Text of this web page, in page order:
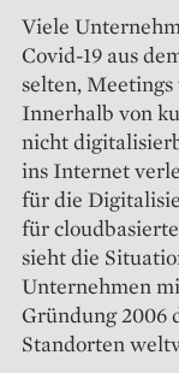
Viele
Covid-19 aus
selten,
Innerhalb von
nicht
ins Internet
für die
für
sieht die
Unternehmen
Gründung 2006
Standorten